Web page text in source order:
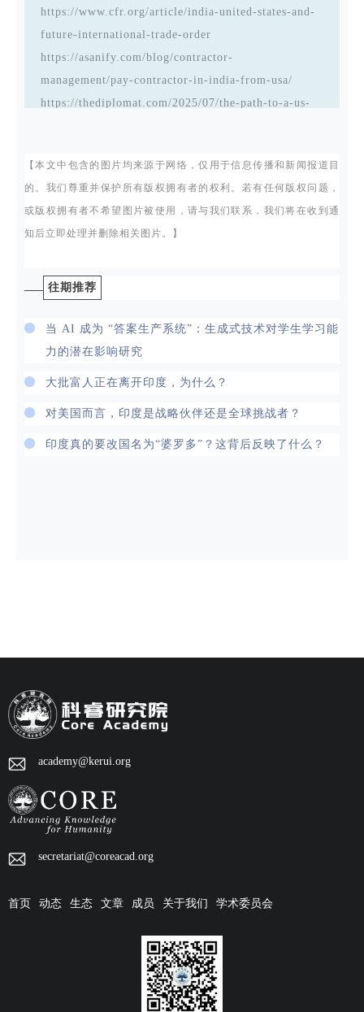
https://www.cfr.org/article/india-united-states-and-
future-international-trade-order
https://asanify.com/blog/contractor-
management/pay-contractor-in-india-from-usa/
https://thediplomat.com/2025/07/the-path-to-a-us-
team-visit-us-soon-more-talks-trade-ministry-
official-says-2025-07-10/
https://moderndiplomacy.eu/2023/02/02/defence-in-
the-new-age-of-atmanirbhar-bharat/
【本文中包含的图片均来源于网络，仅用于信息传播和新闻报道目
的。我们尊重并保护所有版权拥有者的权利。若有任何版权问题，
或版权拥有者不希望图片被使用，请与我们联系，我们将在收到通
知后立即处理并删除相关图片。】
往期推荐
当 AI 成为 “答案生产系统”：生成式技术对学生学习能
力的潜在影响研究
大批富人正在离开印度，为什么？
对美国而言，印度是战略伙伴还是全球挑战者？
印度真的要改国名为“婆罗多”？这背后反映了什么？
academy@kerui.org
首页 动态 生态 文章 成员 关于我们 学术委员会
secretariat@coreacad.org